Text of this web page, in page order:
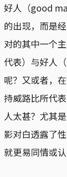
好人（good
的出现，而是
对的其中一个
代表）与好人
呢？又或者，
持威路比所代
人太甚？尤其
影对白透露了
就更易同情或